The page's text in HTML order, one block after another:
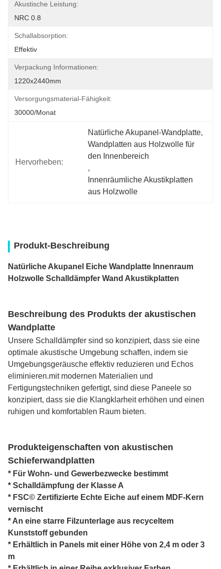
Akustische Leistung:
NRC 0.8
Schallabsorption:
Effektiv
Verpackung Informationen:
1220x2440mm
Versorgungsmaterial-Fähigkeit:
30000/Monat
Hervorheben:
Natürliche Akupanel-Wandplatte
Wandplatten aus Holzwolle für
den Innenbereich
,
Innenräumliche Akustikplatten
aus Holzwolle
Produkt-Beschreibung
Natürliche Akupanel Eiche Wandplatte Innenraum
Holzwolle Schalldämpfer Wand Akustikplatten
Beschreibung des Produkts der akustischen
Wandplatte
Unsere Schalldämpfer sind so konzipiert, dass sie eine
optimale akustische Umgebung schaffen, indem sie
Umgebungsgeräusche effektiv reduzieren und Echos
eliminieren.mit modernen Materialien und
Fertigungstechniken gefertigt, sind diese Paneele so
konzipiert, dass sie die Klangklarheit erhöhen und einen
ruhigen und komfortablen Raum bieten.
Produkteigenschaften von akustischen
Schieferwandplatten
* Für Wohn- und Gewerbezwecke bestimmt
* Schalldämpfung der Klasse A
* FSC© Zertifizierte Echte Eiche auf einem MDF-Kern
vernischt
* An eine starre Filzunterlage aus recyceltem
Kunststoff gebunden
* Erhältlich in Panels mit einer Höhe von 2,4 m oder 3
m